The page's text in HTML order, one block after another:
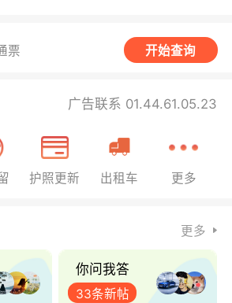
票 开始查询
广告联系 01.44.61.05.23
护照更新 出租车 更多
更多
你问我答
33条新帖